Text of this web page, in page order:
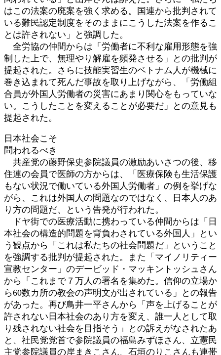
はこの法案の廃案を強く求める。国連から批判されて
いる難民認定制度をそのままにこうした法案を作るこ
とは許されない」と強調した。
全労協の仲間からは「労働者に不利な雇用形態を強
制した上で、無理やり解雇を頻発させる」との批判が
提起された。さらに技能実習生のベトナム人が機械に
巻き込まれて死んだ事故を取り上げながら、「労働組
合員が外国人労働者の災害にあまり関心をもっていな
い。こうしたことを変えることが必要だ」との意見も
提起された。
日本社会こそ
問われるべき
共産党の藤野保史参院議員の激励あいさつの後、移
住連の会員で医師の方からは、「医療保険も生活保護
もない状況で働いている外国人労働者」の例を挙げな
がら、これは外国人の問題なのではなく、日本人のあ
り方の問題だ、という告発が行われた。
ドヤ街での医療活動に携わっている仲間からは「日
本社会の構造的問題を背負わされている外国人」とい
う観点から「これは私たちの社会問題だ」ということ
を強調する批判が提起された。また「マイノリティー
宣教センター」のデービッド・マッキントッシュさん
から「これまで７万人の署名を集めた。信仰の立場か
ら60数カ所の教会の声明文が出されている」との報告
があった。再び鳥井一平さんから「声を上げることが
許されない日本社会のあり方を変え、誰一人として取
り残されない社会を目指そう」との訴えがなされたあ
と、社民党党首で参院議員の福島みずほさん、立憲民
主党参院議員の岸まきこさん、石垣のりこさんも連帯